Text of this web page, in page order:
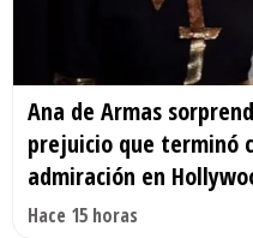
Ana de Armas
prejuicio que terminó
admiración en
Hace 15 horas